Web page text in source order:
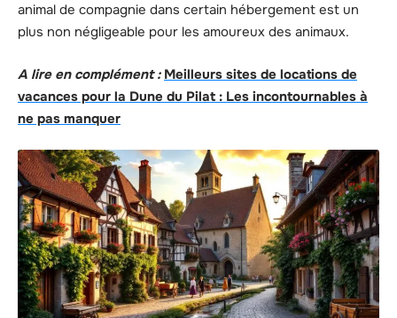
animal de compagnie dans certain hébergement est un
plus non négligeable pour les amoureux des animaux.
A lire en complément : Meilleurs sites de locations de
vacances pour la Dune du Pilat : Les incontournables à
ne pas manquer